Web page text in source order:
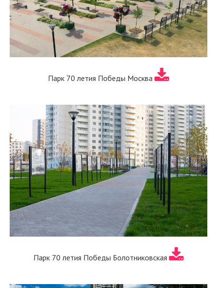
Парк 70 летия Победы Москва
Парк 70 летия Победы Болотниковская